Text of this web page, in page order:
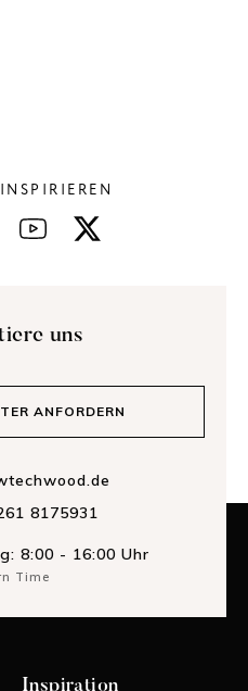
uns
ANFORDERN
8175931
8:00 - 16:00 Uhr
Time
Inspiration